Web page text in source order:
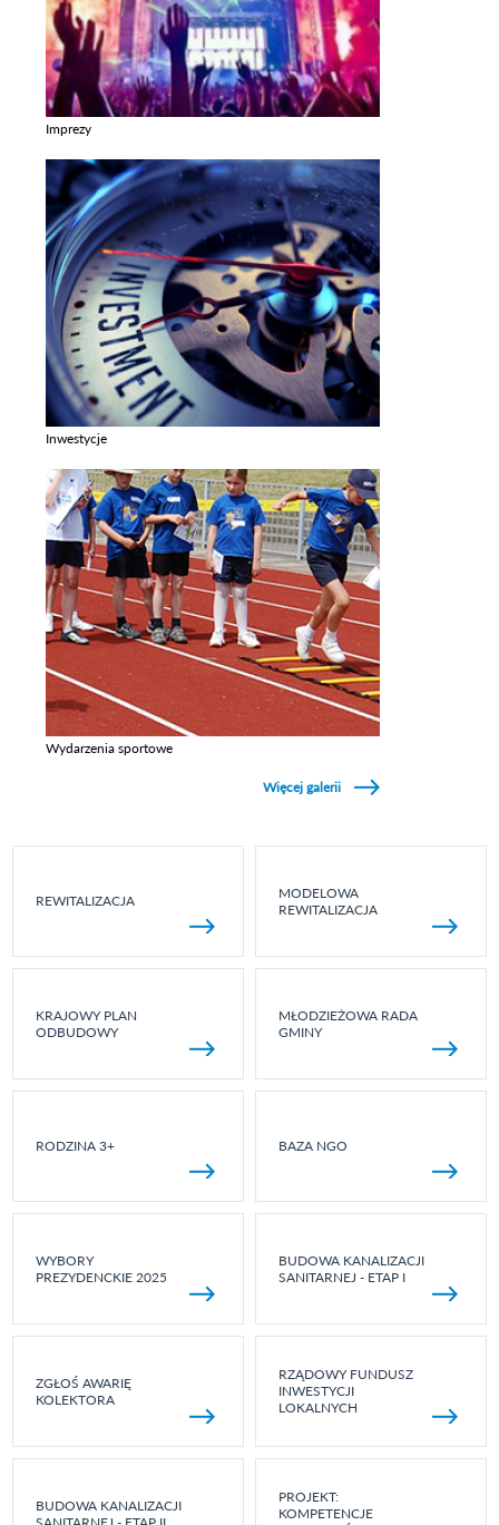
Imprezy
Inwestycje
Wydarzenia sportowe
Więcej galerii
REWITALIZACJA
MODELOWA
REWITALIZACJA
KRAJOWY PLAN
ODBUDOWY
MŁODZIEŻOWA RADA
GMINY
RODZINA 3+ BAZA NGO
WYBORY
PREZYDENCKIE 2025
BUDOWA KANALIZACJI
SANITARNEJ - ETAP I
ZGŁOŚ AWARIĘ
KOLEKTORA
RZĄDOWY FUNDUSZ
INWESTYCJI
LOKALNYCH
BUDOWA KANALIZACJI
PROJEKT:
KOMPETENCJE